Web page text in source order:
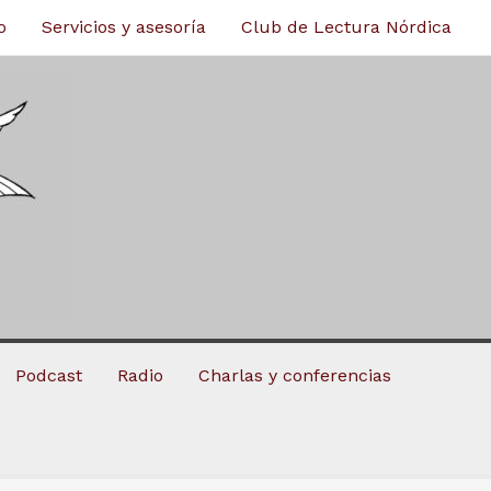
Servicios y asesoría Club de Lectura Nórdica
Podcast Radio Charlas y conferencias